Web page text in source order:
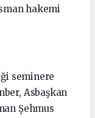
hakemi
seminere
Asbaşkan
Şehmus